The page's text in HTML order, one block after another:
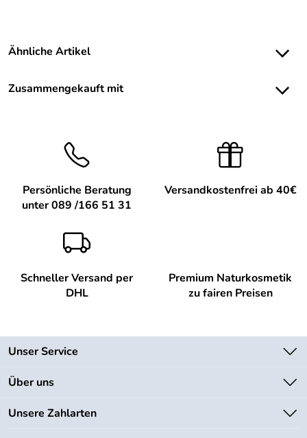
Ähnliche Artikel
Zusammengekauft mit
Persönliche Beratung
unter 089 /166 51 31
Versandkostenfrei ab 40€
Schneller Versand per
DHL
Premium Naturkosmetik
zu fairen Preisen
Unser Service
Kontakt
Lieferbedingungen
Über uns
Unsere Bestseller
Unsere Zahlarten